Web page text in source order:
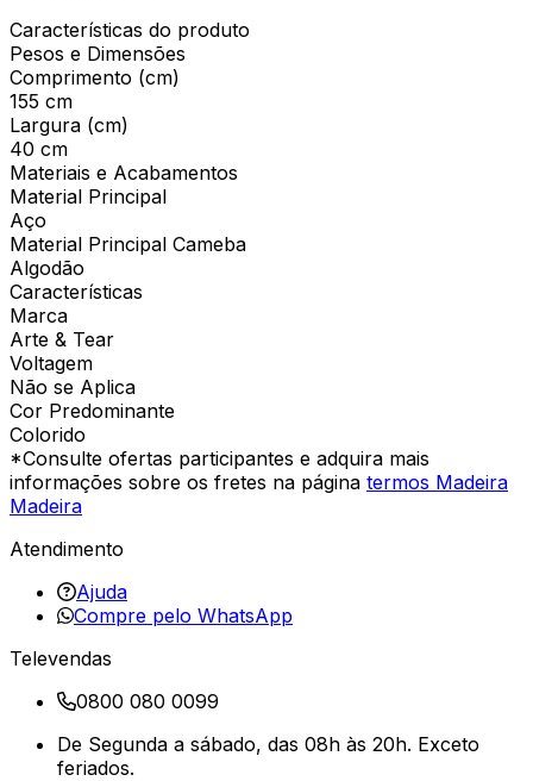
Características do produto
Pesos e Dimensões
Comprimento (cm)
155 cm
Largura (cm)
40 cm
Materiais e Acabamentos
Material Principal
Aço
Material Principal Cameba
Algodão
Características
Marca
Arte & Tear
Voltagem
Não se Aplica
Cor Predominante
Colorido
*Consulte ofertas participantes e adquira mais
informações sobre os fretes na página termos Madeira
Madeira
Atendimento
Ajuda
Compre pelo WhatsApp
Televendas
0800 080 0099
De Segunda a sábado, das 08h às 20h. Exceto
feriados.